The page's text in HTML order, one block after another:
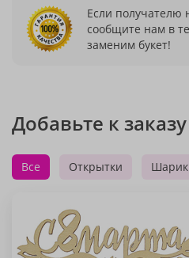
Если получателю
сообщите нам в
заменим букет!
Добавьте к заказу
Все Открытки